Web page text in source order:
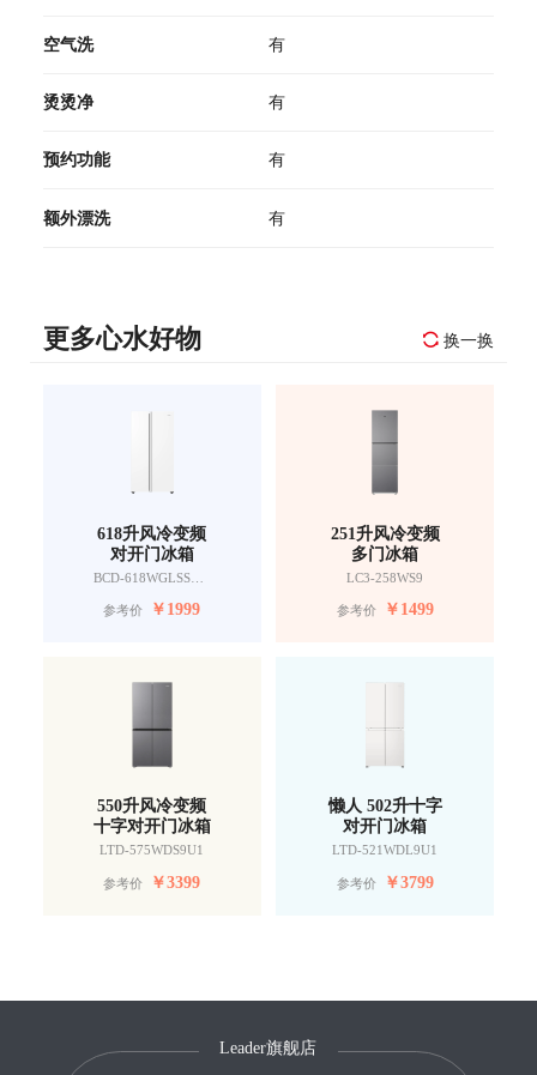
空气洗 有
烫烫净 有
预约功能 有
额外漂洗 有
更多心水好物 换一换
618升风冷变频
对开门冰箱
BCD-618WGLSSEDW9
参考价 ￥1999
251升风冷变频
多门冰箱
LC3-258WS9
参考价 ￥1499
550升风冷变频
十字对开门冰箱
LTD-575WDS9U1
参考价 ￥3399
懒人 502升十字
对开门冰箱
LTD-521WDL9U1
参考价 ￥3799
Leader旗舰店